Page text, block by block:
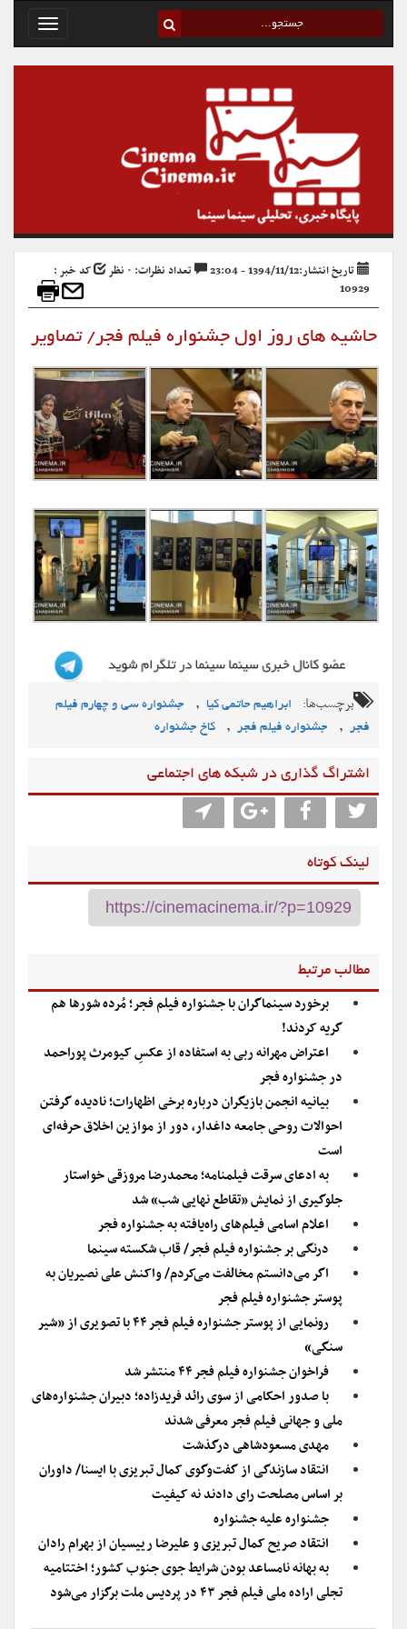
Toggle
تاریخ انتشار:1394/11/12 - 23:04 تعداد نظرات: ۰ نظر
کد خبر :
10929
حاشیه های روز اول جشنواره فیلم فجر/ تصاویر
برچسب‌ها: ابراهیم حاتمی کیا ,
جشنواره سی و چهارم فیلم
فجر
, جشنواره فیلم فجر , کاخ جشنواره
اشتراگ گذاری در شبکه های اجتماعی
لینک کوتاه
مطالب مرتبط
برخورد سینماگران با جشنواره فیلم فجر؛ مُرده شورها هم
گریه کردند!
اعتراض مهرانه ربی به استفاده از عکسِ کیومرث پوراحمد
در جشنواره فجر
بیانیه انجمن بازیگران درباره برخی اظهارات؛ نادیده گرفتن
احوالات روحی جامعه داغدار، دور از موازین اخلاق حرفه‌ای
است
به ادعای سرقت فیلمنامه؛ محمدرضا مروزقی خواستار
جلوگیری از نمایش «تقاطع نهایی شب» شد
اعلام اسامی فیلم‌های راه‌یافته به جشنواره فجر
درنگی بر جشنواره فیلم فجر/ قاب شکسته سینما
اگر می‌دانستم مخالفت می‌کردم/ واکنش علی نصیریان به
پوستر جشنواره فیلم فجر
رونمایی از پوستر جشنواره فیلم فجر ۴۴ با تصویری از «شیر
سنگی»
فراخوان جشنواره فیلم فجر ۴۴ منتشر شد
با صدور احکامی از سوی رائد فریدزاده؛ دبیران جشنواره‌های
ملی و جهانی فیلم فجر معرفی شدند
مهدی مسعودشاهی درگذشت
انتقاد سازندگی از گفت‌وگوی کمال تبریزی با ایسنا/ داوران
بر اساس مصلحت رای دادند نه کیفیت
جشنواره علیه جشنواره
انتقاد صریح کمال تبریزی و علیرضا رییسیان از بهرام رادان
به بهانه نامساعد بودن شرایط جوی جنوب کشور؛ اختتامیه
تجلی اراده ملی فیلم فجر ۴۳ در پردیس ملت برگزار می‌شود